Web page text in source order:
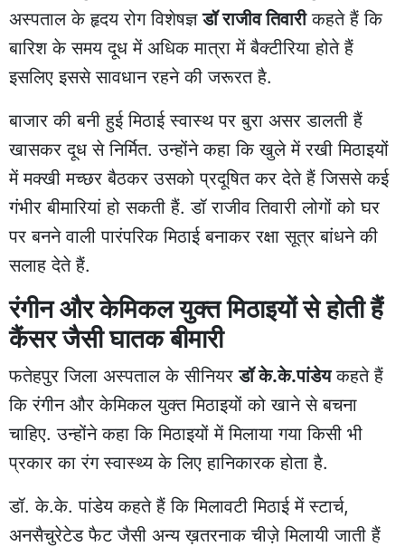
अस्पताल के हृदय रोग विशेषज्ञडॉ राजीव तिवारीकहते हैं कि
बारिश के समय दूध में अधिक मात्रा में बैक्टीरिया होते हैं
इसलिए इससे सावधान रहने की जरूरत है.
बाजार की बनी हुई मिठाई स्वास्थ पर बुरा असर डालती हैं
खासकर दूध से निर्मित. उन्होंने कहा कि खुले में रखी मिठाइयों
में मक्खी मच्छर बैठकर उसको प्रदूषित कर देते हैं जिससे कई
गंभीर बीमारियां हो सकती हैं. डॉ राजीव तिवारी लोगों को घर
पर बनने वाली पारंपरिक मिठाई बनाकर रक्षा सूत्र बांधने की
सलाह देते हैं.
रंगीन और केमिकल युक्त मिठाइयों से होती हैं
कैंसर जैसी घातक बीमारी
फतेहपुर जिला अस्पताल के सीनियरडॉ के.के.पांडेयकहते हैं
कि रंगीन और केमिकल युक्त मिठाइयों को खाने से बचना
चाहिए. उन्होंने कहा कि मिठाइयों में मिलाया गया किसी भी
प्रकार का रंग स्वास्थ्य के लिए हानिकारक होता है.
डॉ. के.के. पांडेय कहते हैं कि मिलावटी मिठाई में स्टार्च,
अनसैचुरेटेड फैट जैसी अन्य ख़तरनाक चीज़े मिलायी जाती हैं